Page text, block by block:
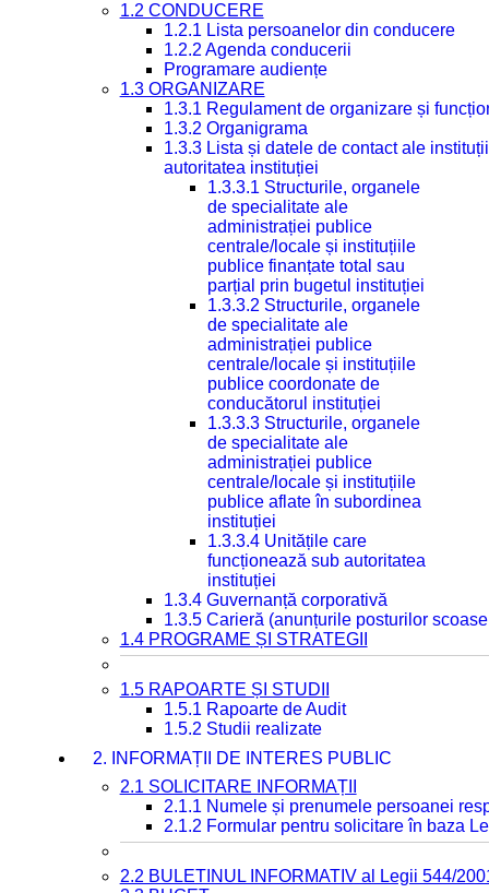
1.2 CONDUCERE
1.2.1 Lista persoanelor din conducere
1.2.2 Agenda conducerii
Programare audiențe
1.3 ORGANIZARE
1.3.1 Regulament de organizare și
1.3.2 Organigrama
1.3.3 Lista și datele de contact ale
autoritatea instituției
1.3.3.1 Structurile, organele
de specialitate ale
administrației publice
centrale/locale și instituțiile
publice finanțate total sau
parțial prin bugetul instituției
1.3.3.2 Structurile, organele
de specialitate ale
administrației publice
centrale/locale și instituțiile
publice coordonate de
conducătorul instituției
1.3.3.3 Structurile, organele
de specialitate ale
administrației publice
centrale/locale și instituțiile
publice aflate în subordinea
instituției
1.3.3.4 Unitățile care
funcționează sub autoritatea
instituției
1.3.4 Guvernanță corporativă
1.3.5 Carieră (anunțurile posturilor
1.4 PROGRAME ȘI STRATEGII
1.5 RAPOARTE ȘI STUDII
1.5.1 Rapoarte de Audit
1.5.2 Studii realizate
2. INFORMAȚII DE INTERES PUBLIC
2.1 SOLICITARE INFORMAȚII
2.1.1 Numele și prenumele persoanei
2.1.2 Formular pentru solicitare în baza
2.2 BULETINUL INFORMATIV al Legii 544/